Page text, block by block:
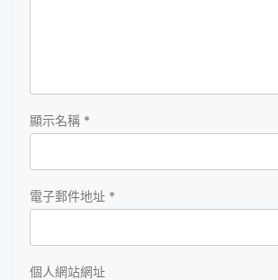
顯示名稱 *
電子郵件地址 *
個人網站網址